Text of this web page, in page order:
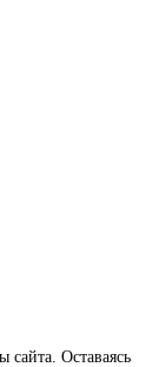
Оставаясь